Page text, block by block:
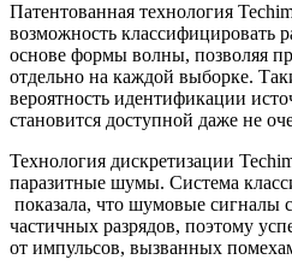
Патентованная технология
возможность классифицировать
основе формы волны, позволяя
отдельно на каждой выборке.
вероятность идентификации
становится доступной даже не
Технология дискретизации
паразитные шумы. Система
показала, что шумовые сигналы
частичных разрядов, поэтому
от импульсов, вызванных